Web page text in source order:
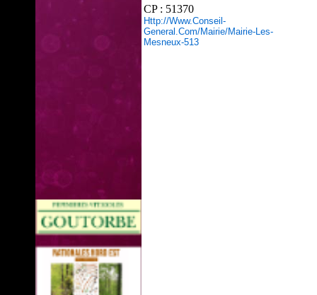
CP : 51370
Http://www.conseil-
General.com/mairie/mairie-Les-
Mesneux-513